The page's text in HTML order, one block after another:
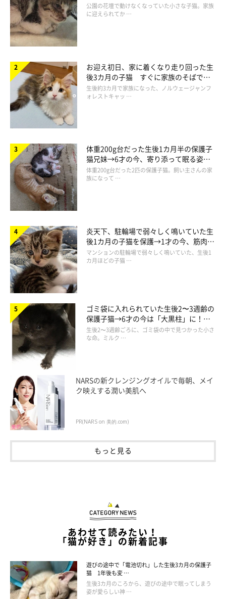
「ふたりきりは許さないよ」
そして飼い主さん夫婦の足元までやってきて、じーっ。
きりは許さないよ」とでも言いたげな表情が可愛らしいですね！
このあとこたろうくんは軽々とジャンプをし、飼い主さんの膝と
いう特等席を確保することができたのでした。
と“姉妹”のような関係に
公園の花壇で動けなくなっていた小さな子猫。家族
に迎えられてか …
お迎え初日、家に着くなり走り回った生
後3カ月の子猫 すぐに家族のそばで落
ち着く姿に「迎えてよかった」
生後約3カ月で家族になった、ノルウェージャンフ
ォレストキャッ …
体重200g台だった生後1カ月半の保護子
猫兄妹→6才の今、寄り添って眠る姿に
ほっこり！
体重200g台だった2匹の保護子猫。飼い主さんの家
族になって …
炎天下、駐輪場で弱々しく鳴いていた生
後1カ月の子猫を保護→1才の今、筋肉質
でツンデレなコに成長
マンションの駐輪場で弱々しく鳴いていた、生後1
カ月ほどの子猫 …
ゴミ袋に入れられていた生後2〜3週齢の
保護子猫→6才の今は「大黒柱」に！
美しい黒猫に成長した姿にグッとくる
生後2〜3週齢ごろに、ゴミ袋の中で見つかった小さ
な命。ミルク …
NARSの新クレンジングオイルで毎朝、メイ
ク映えする潤い美肌へ
PR(NARS on 美的.com)
もっと見る
あわせて読みたい！
「猫が好き」の新着記事
遊びの途中で「電池切れ」した生後3カ月の保護子
猫 1年後も変 …
生後3カ月のころから、遊びの途中で眠ってしまう
姿が愛らしい神 …